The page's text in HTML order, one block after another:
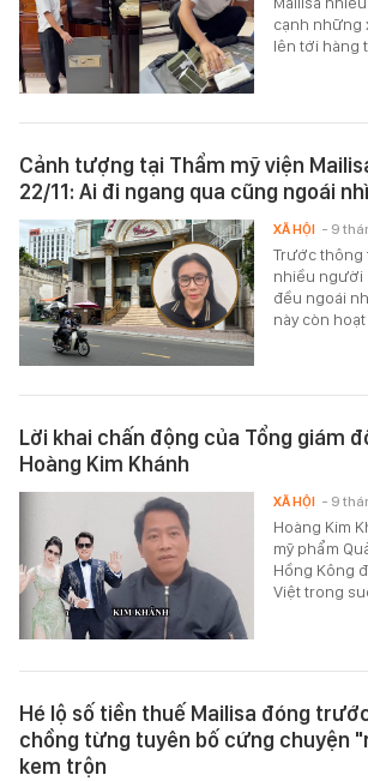
cạnh những
lên tới hàng
Cảnh tượng tại Thẩm mỹ viện
22/11: Ai đi ngang qua cũng ngoái
Trước thông
nhiều người
đều ngoái
này còn
XÃ HỘI - 9
Lời khai chấn động của Tổng giám
Hoàng Kim Khánh
Hoàng Kim
mỹ phẩm
Hồng Kông
Việt trong
XÃ HỘI - 9
Hé lộ số tiền thuế Mailisa đóng
chồng từng tuyên bố cứng chuyện
kem trộn